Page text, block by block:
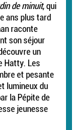
de minuit, qui
ans plus tard
raconte
son séjour
un
Hatty. Les
et pesante
lumineux du
la Pépite de
jeunesse